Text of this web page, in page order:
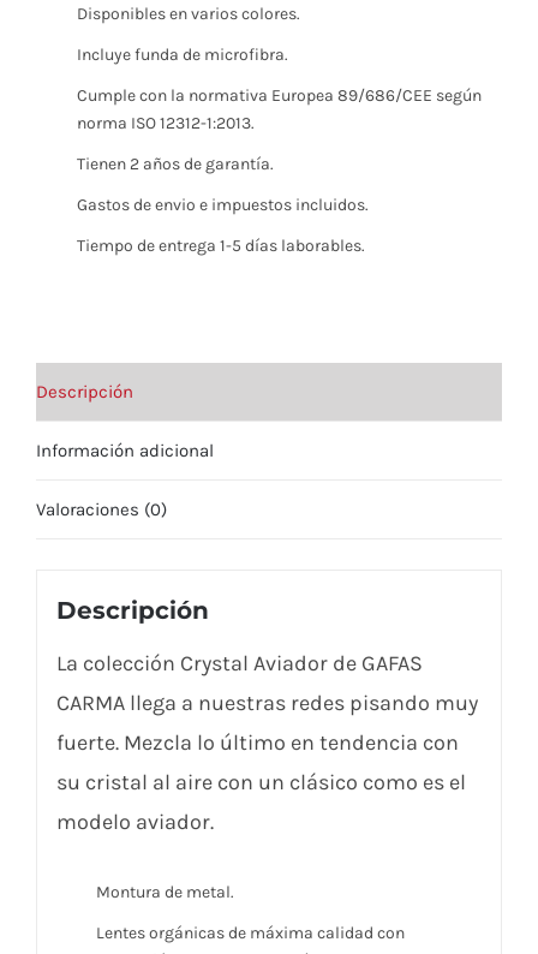
Disponibles en varios colores.
Incluye funda de microfibra.
Cumple con la normativa Europea 89/686/CEE según
norma ISO 12312-1:2013.
Tienen 2 años de garantía.
Gastos de envio e impuestos incluidos.
Tiempo de entrega 1-5 días laborables.
Descripción
Información adicional
Valoraciones (0)
Descripción
La colección Crystal Aviador de GAFAS
CARMA llega a nuestras redes pisando muy
fuerte. Mezcla lo último en tendencia con
su cristal al aire con un clásico como es el
modelo aviador.
Montura de metal.
Lentes orgánicas de máxima calidad con